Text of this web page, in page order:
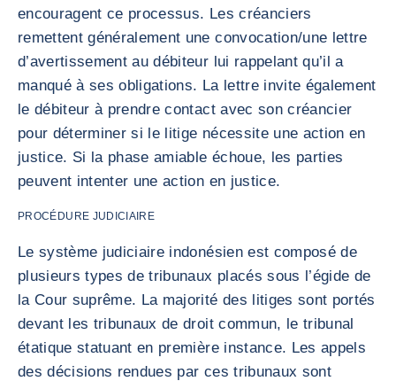
encouragent ce processus. Les créanciers
remettent généralement une convocation/une lettre
d’avertissement au débiteur lui rappelant qu’il a
manqué à ses obligations. La lettre invite également
le débiteur à prendre contact avec son créancier
pour déterminer si le litige nécessite une action en
justice. Si la phase amiable échoue, les parties
peuvent intenter une action en justice.
PROCÉDURE JUDICIAIRE
Le système judiciaire indonésien est composé de
plusieurs types de tribunaux placés sous l’égide de
la Cour suprême. La majorité des litiges sont portés
devant les tribunaux de droit commun, le tribunal
étatique statuant en première instance. Les appels
des décisions rendues par ces tribunaux sont